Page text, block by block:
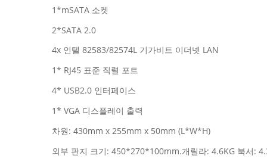
1*mSATA 소켓
2*SATA 2.0
4x 인텔 82583/82574L 기가비트 이더넷 LAN
1* RJ45 표준 직렬 포트
4* USB2.0 인터페이스
1* VGA 디스플레이 출력
차원: 430mm x 255mm x 50mm (L*W*H)
외부 판지 크기: 450*270*100mm.개릴라: 4.6KG 북서: